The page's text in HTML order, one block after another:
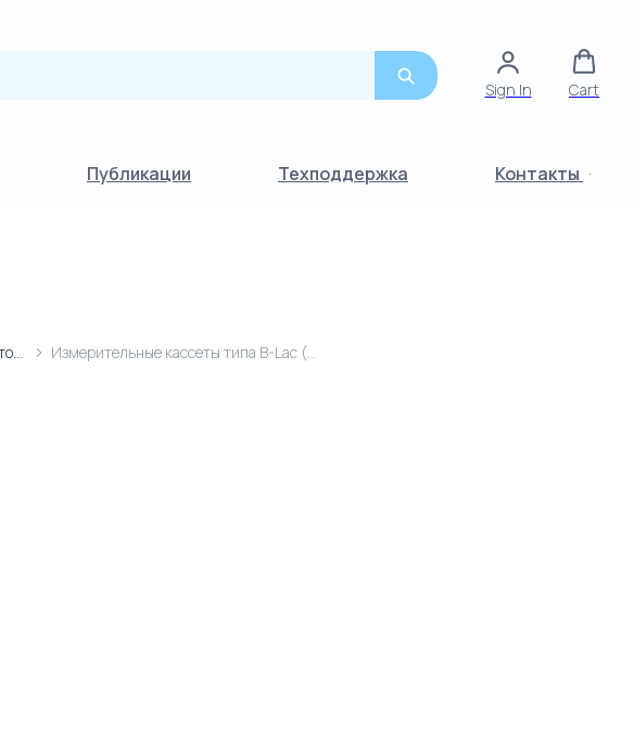
Sign In Cart
Публикации Техподдержка Контакты
Расходные материалы для анализаторов Opti Измерительные кассеты типа B-Lac (pH, pO2, pCO2, tHb, sO2, Лактат, только для OPTI CCA-TS, CCA-TS2), 25 шт/уп